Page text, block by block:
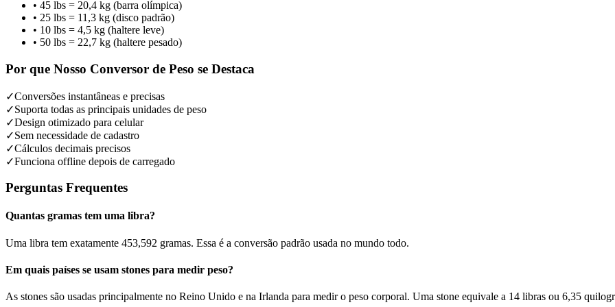
• 45 lbs = 20,4 kg (barra olímpica)
• 25 lbs = 11,3 kg (disco padrão)
• 10 lbs = 4,5 kg (haltere leve)
• 50 lbs = 22,7 kg (haltere pesado)
Por que Nosso Conversor de Peso se Destaca
✓Conversões instantâneas e precisas
✓Suporta todas as principais unidades de peso
✓Design otimizado para celular
✓Sem necessidade de cadastro
✓Cálculos decimais precisos
✓Funciona offline depois de carregado
Perguntas Frequentes
Quantas gramas tem uma libra?
Uma libra tem exatamente 453,592 gramas. Essa é a conversão padrão usada no mundo todo.
Em quais países se usam stones para medir peso?
As stones são usadas principalmente no Reino Unido e na Irlanda para medir o peso corporal. Uma stone equivale a 14 libras ou 6,35